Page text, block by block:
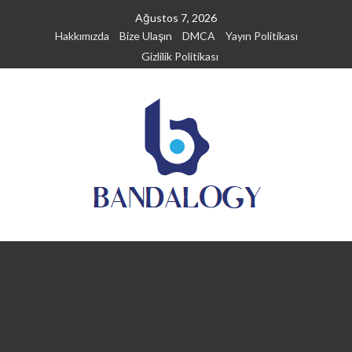
Ağustos 7, 2026
Hakkımızda
Bize Ulaşın DMCA
Yayın Politikası
Gizlilik Politikası